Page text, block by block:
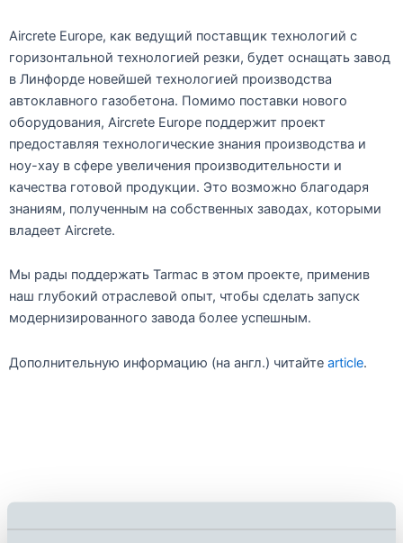
Aircrete Europe, как ведущий поставщик технологий с
горизонтальной технологией резки, будет оснащать завод
в Линфорде новейшей технологией производства
автоклавного газобетона. Помимо поставки нового
оборудования, Aircrete Europe поддержит проект
предоставляя технологические знания производства и
ноу-хау в сфере увеличения производительности и
качества готовой продукции. Это возможно благодаря
знаниям, полученным на собственных заводах, которыми
владеет Aircrete.
Мы рады поддержать Tarmac в этом проекте, применив
наш глубокий отраслевой опыт, чтобы сделать запуск
модернизированного завода более успешным.
Дополнительную информацию (на англ.) читайте article.